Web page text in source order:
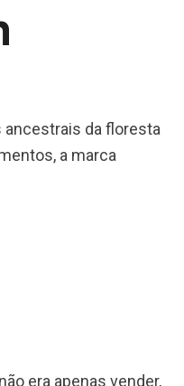
da floresta
a marca
era apenas vender,